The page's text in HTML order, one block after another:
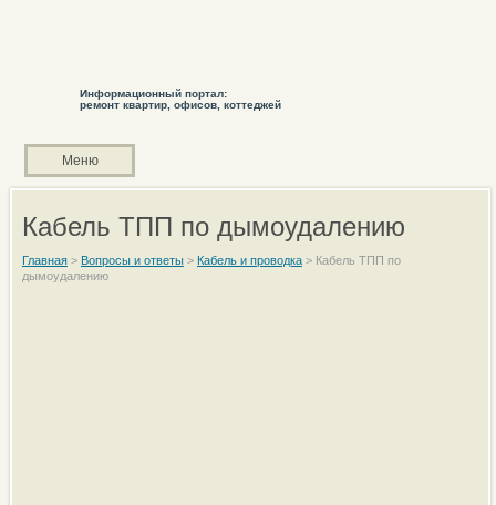
Информационный портал:
ремонт квартир, офисов, коттеджей
Меню
Кабель ТПП по дымоудалению
Главная> Вопросы и ответы> Кабель и проводка> Кабель ТПП по
дымоудалению